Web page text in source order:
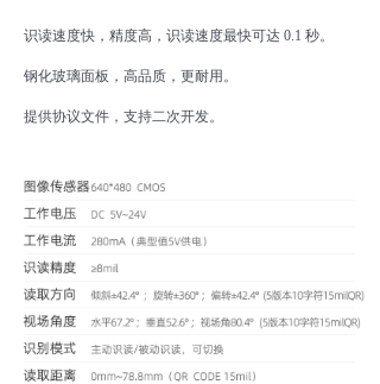
识读速度快，精度高，识读速度最快可达 0.1 秒。
钢化玻璃面板，高品质，更耐用。
提供协议文件，支持二次开发。